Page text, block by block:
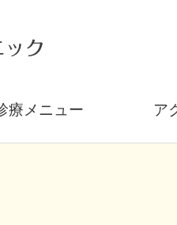
療メニュー ア